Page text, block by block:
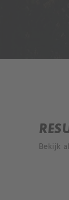
Bekijk